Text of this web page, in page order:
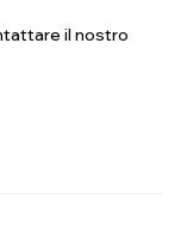
il nostro